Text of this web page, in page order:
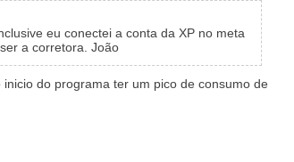
eu conectei a conta da XP no meta
a corretora. João
do programa ter um pico de consumo de